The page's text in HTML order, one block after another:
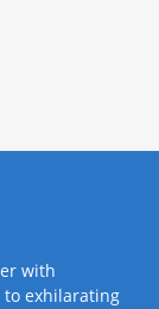
with
to exhilarating